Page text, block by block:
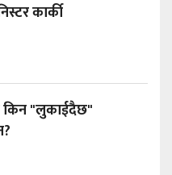
कार्की
किन "लुकाईदैछ"